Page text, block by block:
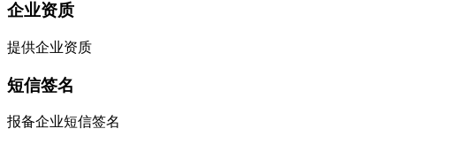
企业资质
提供企业资质
短信签名
报备企业短信签名